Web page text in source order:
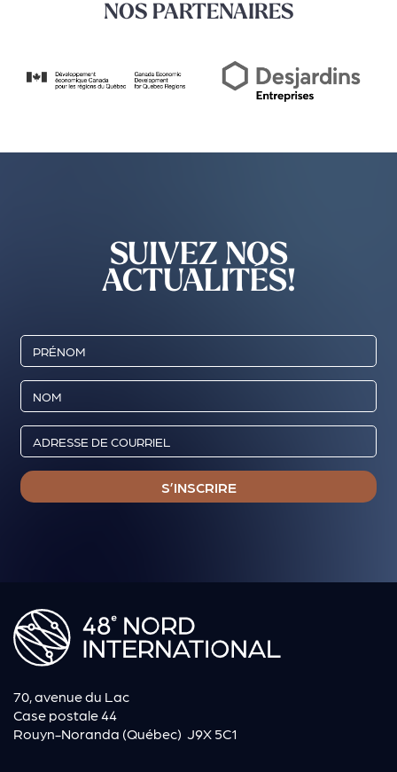
NOS PARTENAIRES
SUIVEZ NOS
ACTUALITÉS!
70, avenue du Lac
Case postale 44
Rouyn-Noranda (Québec) J9X 5C1